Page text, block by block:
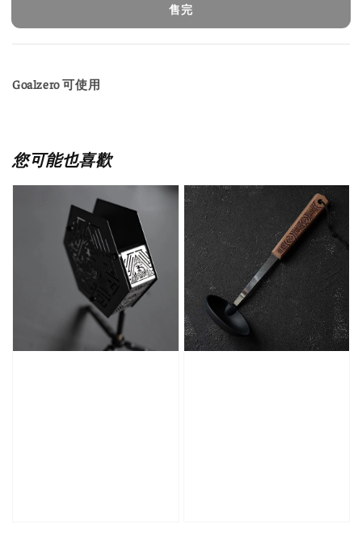
售完
Goalzero 可使用
您可能也喜歡